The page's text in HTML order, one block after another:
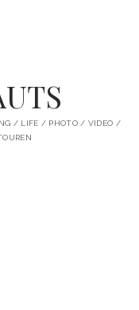
/ LIFE / PHOTO / VIDEO /